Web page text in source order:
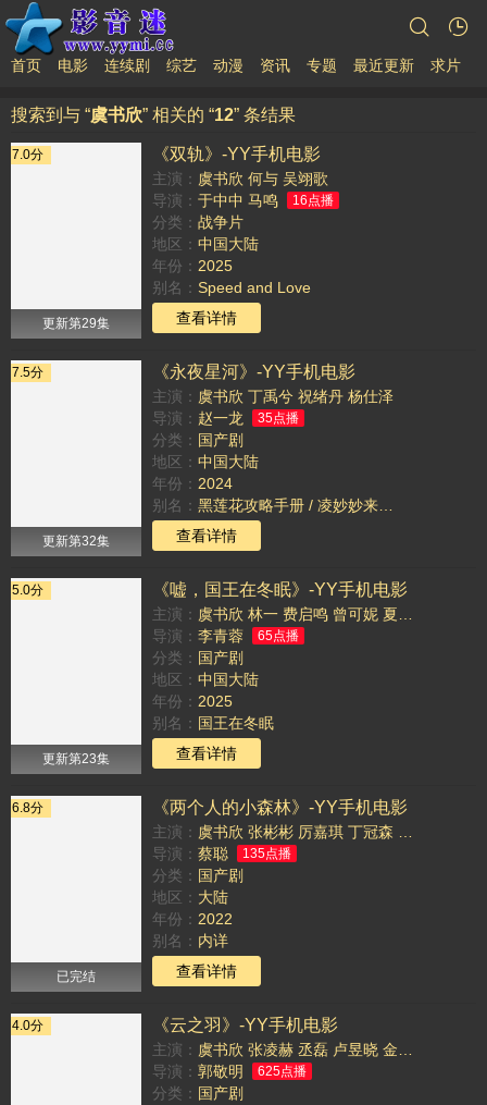
首页 电影 连续剧 综艺 动漫 资讯 专题 最近更新 求片
搜索到与 “虞书欣” 相关的 “12” 条结果
7.0分
更新第29集
《双轨》-YY手机电影
主演： 虞书欣 何与 吴翊歌
导演： 于中中 马鸣 16点播
分类： 战争片
地区： 中国大陆
年份： 2025
别名： Speed and Love
TAG：
查看详情
7.5分
更新第32集
《永夜星河》-YY手机电影
主演： 虞书欣 丁禹兮 祝绪丹 杨仕泽
导演： 赵一龙 35点播
分类： 国产剧
地区： 中国大陆
年份： 2024
别名： 黑莲花攻略手册 / 凌妙妙来了 / Love Game in Eastern Fantasy
TAG：
查看详情
5.0分
更新第23集
《嘘，国王在冬眠》-YY手机电影
主演： 虞书欣 林一 费启鸣 曾可妮 夏浩然
导演： 李青蓉 65点播
分类： 国产剧
地区： 中国大陆
年份： 2025
别名： 国王在冬眠
TAG：
查看详情
6.8分
已完结
《两个人的小森林》-YY手机电影
主演： 虞书欣 张彬彬 厉嘉琪 丁冠森
导演： 蔡聪 135点播
分类： 国产剧
地区： 大陆
年份： 2022
别名： 内详
TAG：
查看详情
4.0分 《云之羽》-YY手机电影
主演： 虞书欣 张凌赫 丞磊 卢昱晓 金靖
导演： 郭敬明 625点播
分类： 国产剧